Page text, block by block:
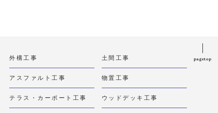
外構工事 土間工事
アスファルト工事 物置工事
テラス・カーポート工事 ウッドデッキ工事
pagetop